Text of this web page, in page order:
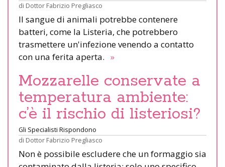
di Dottor Fabrizio Pregliasco
Il sangue di animali potrebbe contenere
batteri, come la Listeria, che potrebbero
trasmettere un'infezione venendo a contatto
con una ferita aperta. »
Mozzarelle conservate a
temperatura ambiente:
c’è il rischio di listeriosi?
Gli Specialisti Rispondono
di Dottor Fabrizio Pregliasco
Non è possibile escludere che un formaggio sia